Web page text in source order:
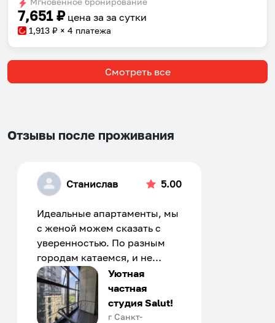
Мгновенное бронирование
7,651₽ цена за за сутки
1,913 ₽ × 4 платежа
Смотреть все
Отзывы после проживания
Станислав 5.00
Идеальные апартаменты, мы
с женой можем сказать с
уверенностью. По разным
городам катаемся, и не
только в России. Сервис на
отличном уровне. Хозяин
апартаментов доброй души
человек, всегда можно
Уютная
частная
студия Salut!
г Санкт-